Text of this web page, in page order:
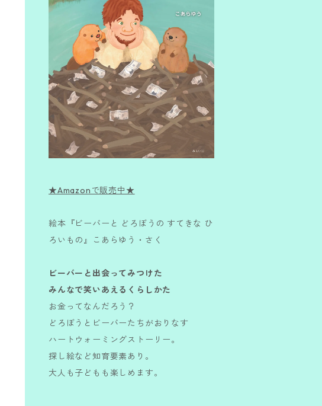
★Amazonで販売中★
絵本『ビーバーと どろぼうの すてきな ひ
ろいもの』こあらゆう・さく
ビーバーと出会ってみつけた
みんなで笑いあえるくらしかた
お金ってなんだろう？
どろぼうとビーバーたちがおりなす
ハートウォーミングストーリー。
探し絵など知育要素あり。
大人も子どもも楽しめます。